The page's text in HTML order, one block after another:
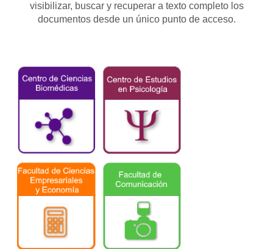
visibilizar, buscar y recuperar a texto completo los
documentos desde un único punto de acceso.